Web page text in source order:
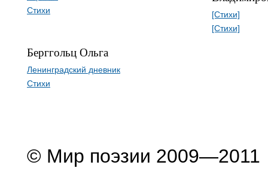
Стихи
Берггольц Ольга
Ленинградский дневник
Стихи
[Стихи]
[Стихи]
© Мир поэзии 2009—2011